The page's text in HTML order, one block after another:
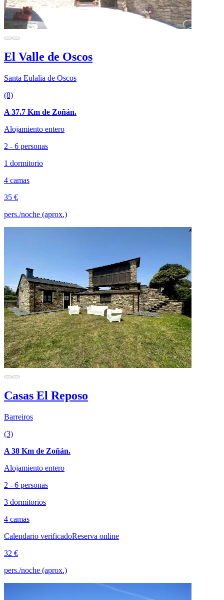
El Valle de Oscos
Santa Eulalia de Oscos
(8)
A 37.7 Km de Zoñán.
Alojamiento entero
2 - 6 personas
1 dormitorio
4 camas
35 €
pers./noche (aprox.)
Casas El Reposo
Barreiros
(3)
A 38 Km de Zoñán.
Alojamiento entero
2 - 6 personas
3 dormitorios
4 camas
Calendario verificadoReserva online
32 €
pers./noche (aprox.)